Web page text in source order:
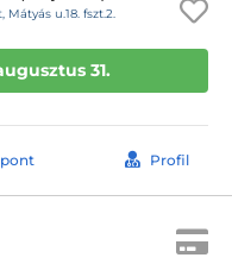
u.18. fszt.2.
31.
Profil